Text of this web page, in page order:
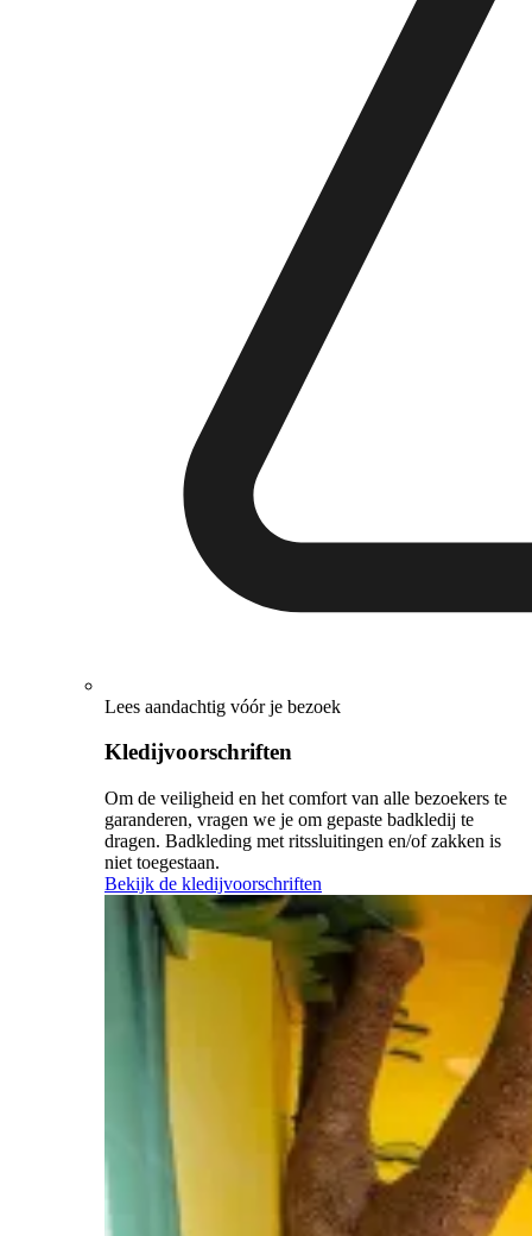
Lees aandachtig vóór je bezoek
Kledijvoorschriften
Om de veiligheid en het comfort van alle bezoekers te
garanderen, vragen we je om gepaste badkledij te
dragen. Badkleding met ritssluitingen en/of zakken is
niet toegestaan.
Bekijk de kledijvoorschriften